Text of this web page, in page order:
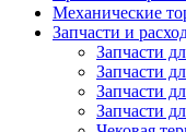
Механические
Запчасти и
Запчасти
Запчасти
Запчасти
Запчасти